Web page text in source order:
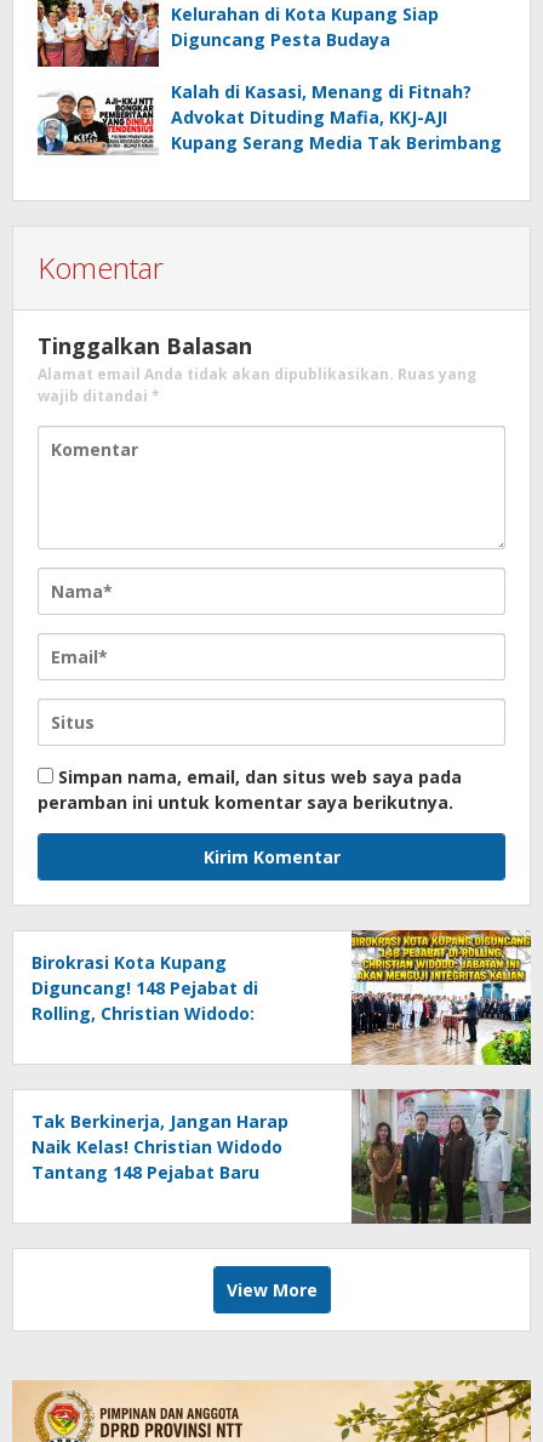
Kelurahan di Kota Kupang Siap
Diguncang Pesta Budaya
Kalah di Kasasi, Menang di Fitnah?
Advokat Dituding Mafia, KKJ-AJI
Kupang Serang Media Tak Berimbang
Komentar
Tinggalkan Balasan
Alamat email Anda tidak akan dipublikasikan. Ruas yang
wajib ditandai *
Simpan nama, email, dan situs web saya pada
peramban ini untuk komentar saya berikutnya.
Birokrasi Kota Kupang
Diguncang! 148 Pejabat di
Rolling, Christian Widodo:
Integritas Kalian
Tak Berkinerja, Jangan Harap
Naik Kelas! Christian Widodo
Tantang 148 Pejabat Baru
View More